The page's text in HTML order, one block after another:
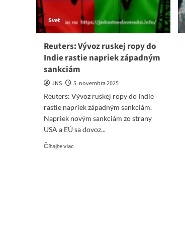
Svet
Reuters: Vývoz ruskej ropy do
Indie rastie napriek západným
sankciám
JNS
5. novembra 2025
Reuters: Vývoz ruskej ropy do Indie
rastie napriek západným sankciám.
Napriek novým sankciám zo strany
USA a EÚ sa dovoz...
Čítajte viac